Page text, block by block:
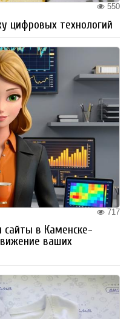
550
цифровых технологий
717
в Каменске-
ваших